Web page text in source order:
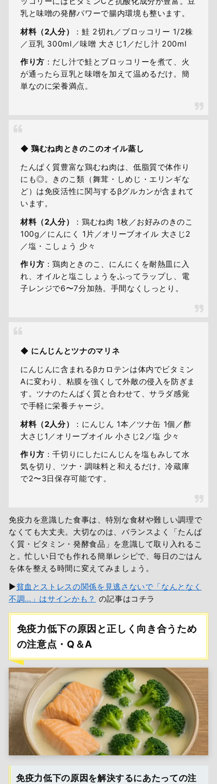
乳と味噌の発酵パワーで腸内環境も整います。
材料（2人分）
：鮭 2切れ／ブロッコリー 1/2株
／豆乳 300ml／味噌 大さじ1／だし汁 200ml
作り方 ：だし汁で鮭とブロッコリーを煮て、火
が通ったら豆乳と味噌を加えて温めるだけ。簡
単なのに栄養満点。
◆ 鶏むね肉ときのこのオイル蒸し
たんぱく質豊富な鶏むね肉は、低脂質で体作り
にも◎。きのこ類（舞茸・しめじ・エリンギな
ど）は免疫活性に関与するβグルカンが含まれて
います。
材料（2人分）
：鶏むね肉 1枚／お好みのきのこ
100g／にんにく 1片／オリーブオイル 大さじ2
／塩・こしょう 少々
作り方 ：鶏肉ときのこ、にんにくを耐熱皿に入
れ、オイルと塩こしょうをふってラップし、電
子レンジで6〜7分加熱。手間なくしっとり。
◆ にんじんとツナのマリネ
にんじんに含まれるβカロテンは体内でビタミン
Aに変わり、粘膜を強くして外敵の侵入を防ぎま
す。ツナのたんぱく質と合わせて、サラダ感覚
で手軽に栄養チャージ。
材料（2人分）
：にんじん 1本／ツナ缶 1個／酢
大さじ1／オリーブオイル 小さじ2／塩 少々
作り方 ：千切りにしたにんじんを塩もみして水
気を切り、ツナ・調味料と和えるだけ。冷蔵庫
で2〜3日保存可能です。
免疫力を意識した食事は、特別な食材や難しい調理で
なくても大丈夫。大切なのは、バランスよく「たんぱ
く質・ビタミン・発酵食品」を意識して取り入れるこ
と。忙しい日でも作れる簡単レシピで、毎日のごはん
を体を整える時間に変えてみましょう。
▶貧血とストレスの関係を見逃さないで「なんとなく
不調…」はサインかも？ の記事はコチラ
免疫力低下の原因と正しく向き合うため
の注意点・Q＆A
免疫力低下の原因を解決するにあたっての注